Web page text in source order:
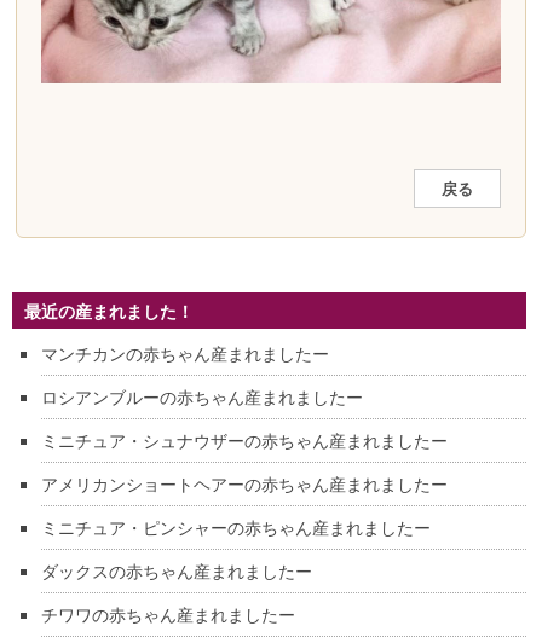
戻る
最近の産まれました！
マンチカンの赤ちゃん産まれましたー
ロシアンブルーの赤ちゃん産まれましたー
ミニチュア・シュナウザーの赤ちゃん産まれましたー
アメリカンショートヘアーの赤ちゃん産まれましたー
ミニチュア・ピンシャーの赤ちゃん産まれましたー
ダックスの赤ちゃん産まれましたー
チワワの赤ちゃん産まれましたー